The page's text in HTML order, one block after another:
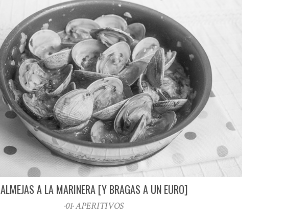
ALMEJAS A LA MARINERA [Y BRAGAS A UN EURO]
·01· APERITIVOS